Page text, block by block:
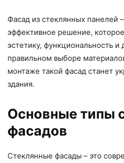
Фасад из стеклянных панелей
эффективное решение,
эстетику, функциональность и
правильном выборе
монтаже такой фасад станет
здания.
Основные типы
фасадов
Стеклянные фасады – это